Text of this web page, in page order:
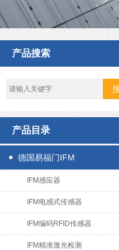
产品搜索
产品目录
德国易福门IFM
IFM感应器
IFM电感式传感器
IFM编码RFID传感器
IFM精准激光检测